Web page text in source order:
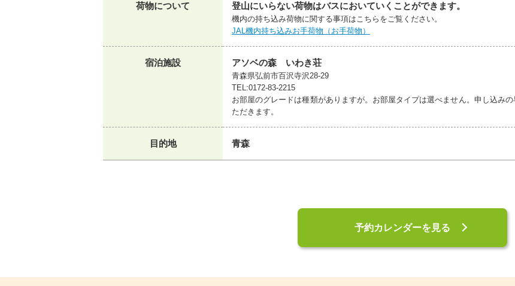
荷物について 登山にいらない荷物はバスにおいていくことができます。
機内の持ち込み荷物に関する事項はこちらをご覧ください。
JAL機内持ち込みお手荷物（お手荷物）
宿泊施設 アソベの森 いわき荘
青森県弘前市百沢寺沢28-29
TEL:0172-83-2215
お部屋のグレードは種類がありますが。お部屋タイプは選べません。申し込み
ただきます。
目的地 青森
予約カレンダーを見る